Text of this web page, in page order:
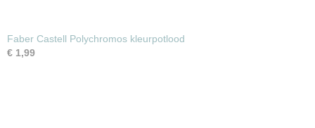
Faber Castell Polychromos kleurpotlood
€ 1,99